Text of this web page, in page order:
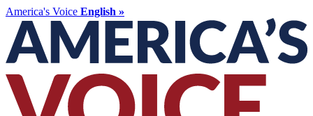
America's Voice English »